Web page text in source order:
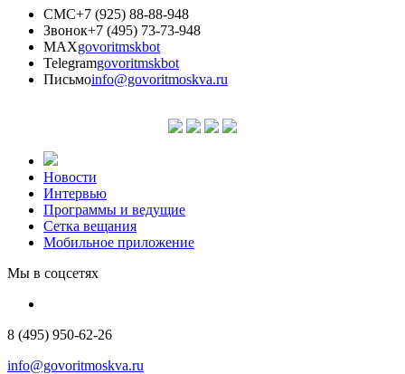
СМС+7 (925) 88-88-948
Звонок+7 (495) 73-73-948
MAXgovoritmskbot
Telegramgovoritmskbot
Письмоinfo@govoritmoskva.ru
Новости
Интервью
Программы и ведущие
Сетка вещания
Мобильное приложение
Мы в соцсетях
8 (495) 950-62-26
info@govoritmoskva.ru